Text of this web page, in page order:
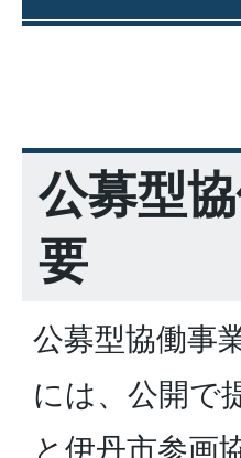
公募型
要
公募型協働事
には、公開で
と伊丹市参画